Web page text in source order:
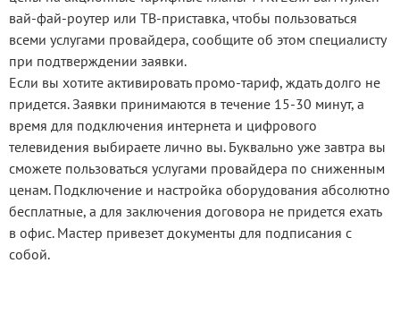
вай-фай-роутер или ТВ-приставка, чтобы пользоваться
всеми услугами провайдера, сообщите об этом специалисту
при подтверждении заявки.
Если вы хотите активировать промо-тариф, ждать долго не
придется. Заявки принимаются в течение 15-30 минут, а
время для подключения интернета и цифрового
телевидения выбираете лично вы. Буквально уже завтра вы
сможете пользоваться услугами провайдера по сниженным
ценам. Подключение и настройка оборудования абсолютно
бесплатные, а для заключения договора не придется ехать
в офис. Мастер привезет документы для подписания с
собой.